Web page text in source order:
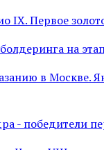
IX. Первое
на
в Москве.
- победители